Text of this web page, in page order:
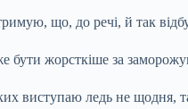
що, до речі, й так
жорсткіше за
виступаю ледь не щодня,